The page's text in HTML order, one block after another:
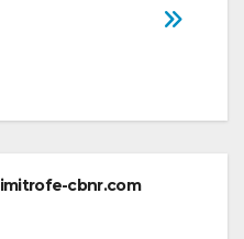
cbnr.com